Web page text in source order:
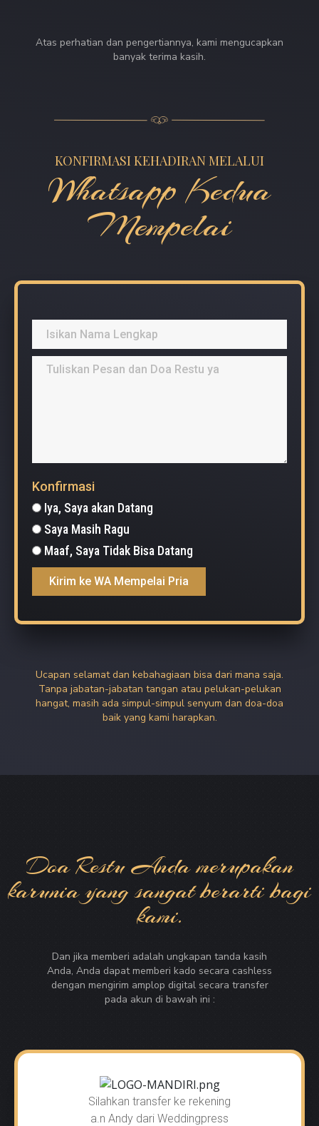
Atas perhatian dan pengertiannya, kami mengucapkan
banyak terima kasih.
KONFIRMASI KEHADIRAN MELALUI
Whatsapp Kedua
Mempelai
Konfirmasi
Iya, Saya akan Datang
Saya Masih Ragu
Maaf, Saya Tidak Bisa Datang
Kirim ke WA Mempelai Pria
Ucapan selamat dan kebahagiaan bisa dari mana saja.
Tanpa jabatan-jabatan tangan atau pelukan-pelukan
hangat, masih ada simpul-simpul senyum dan doa-doa
baik yang kami harapkan.
Doa Restu Anda merupakan
karunia yang sangat berarti bagi
kami.
Dan jika memberi adalah ungkapan tanda kasih
Anda, Anda dapat memberi kado secara cashless
dengan mengirim amplop digital secara transfer
pada akun di bawah ini :
Silahkan transfer ke rekening
a.n Andy dari Weddingpress